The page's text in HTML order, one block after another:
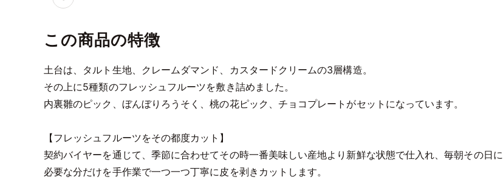
この商品の特徴
土台は、タルト生地、クレームダマンド、カスタードクリームの3層構造。
その上に5種類のフレッシュフルーツを敷き詰めました。
内裏雛のピック、ぼんぼりろうそく、桃の花ピック、チョコプレートがセットになっています。
【フレッシュフルーツをその都度カット】
契約バイヤーを通じて、季節に合わせてその時一番美味しい産地より新鮮な状態で仕入れ、毎朝その日に
必要な分だけを手作業で一つ一つ丁寧に皮を剥きカットします。